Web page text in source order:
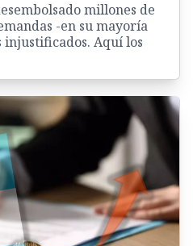
millones de
-en su mayoría
Aquí los